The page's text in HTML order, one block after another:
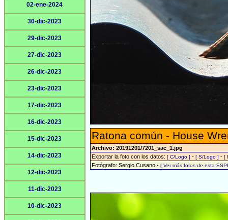
02-ene-2024
30-dic-2023
29-dic-2023
27-dic-2023
26-dic-2023
23-dic-2023
17-dic-2023
16-dic-2023
15-dic-2023
14-dic-2023
12-dic-2023
11-dic-2023
10-dic-2023
Ratona común - House
Archivo: 20191201/7201_sac_1.jpg
Exportar la foto con los datos: [ C/Logo ] - [ S/Logo ] - [
Fotógrafo: Sergio Cusano - [ Ver más fotos de esta